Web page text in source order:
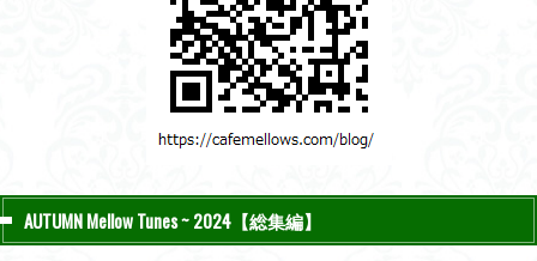
AUTUMN Mellow Tunes ~ 2024【総集編】